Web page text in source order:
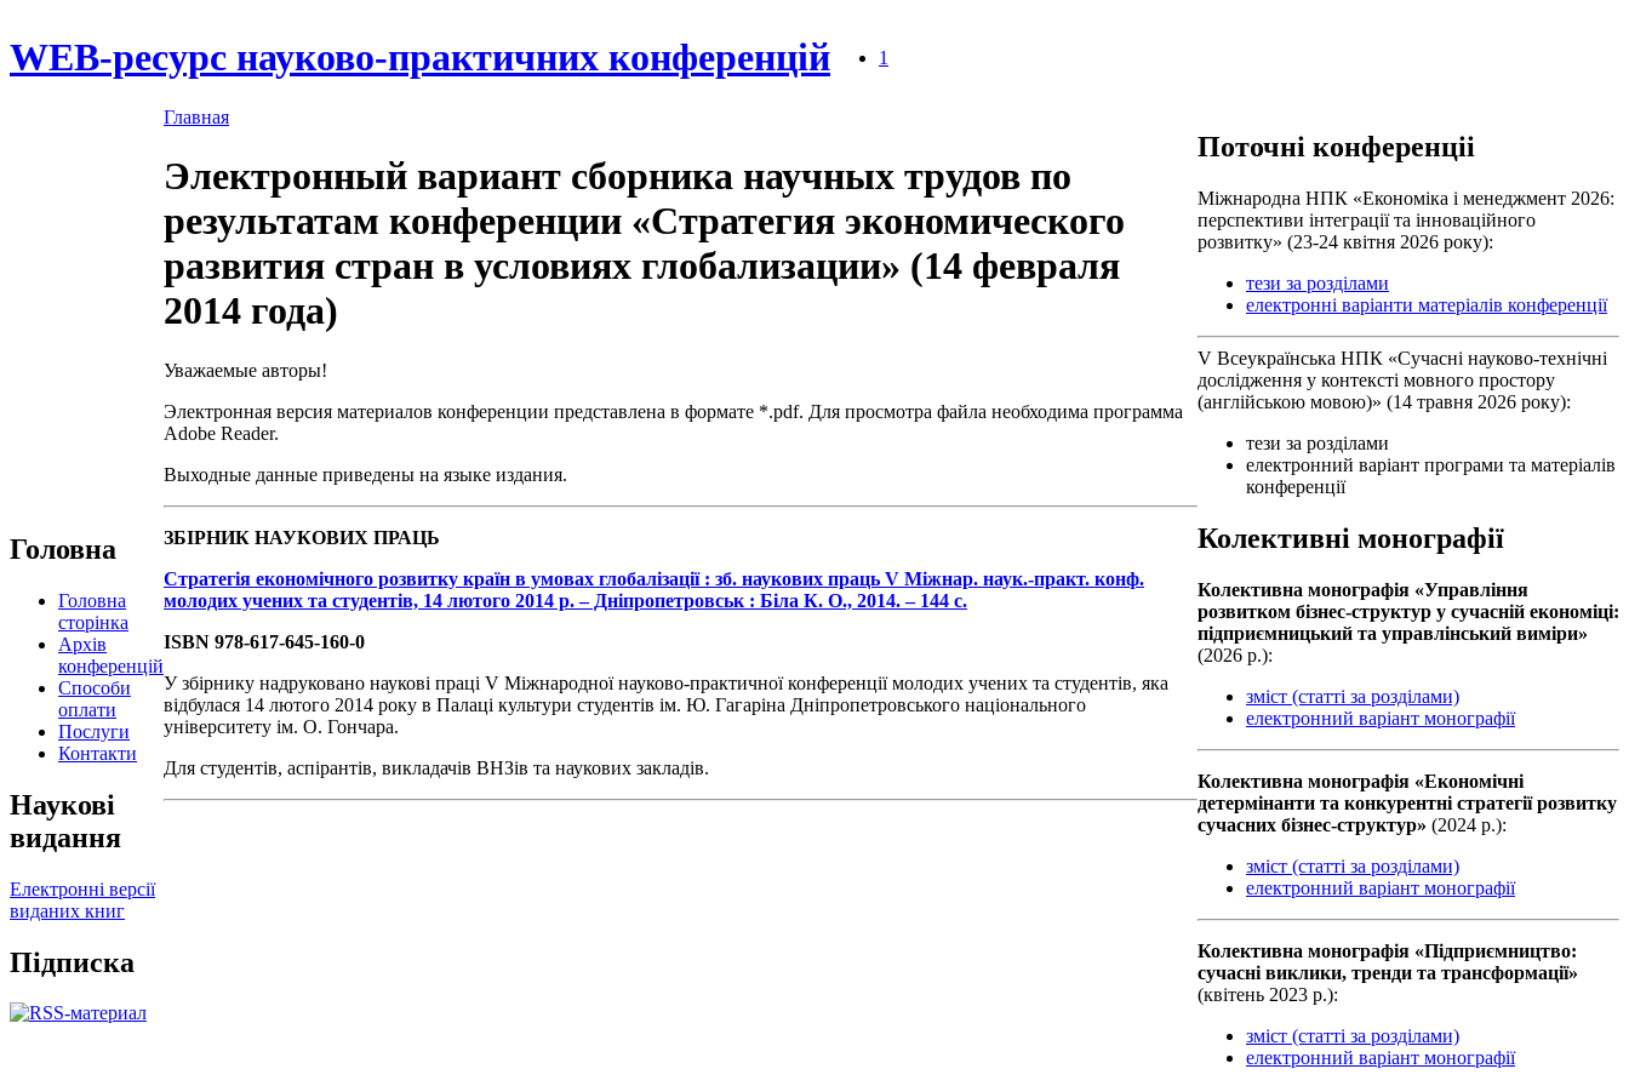
WEB-ресурс науково-практичних конференцій 1
Головна
Головна
сторінка
Архів
конференцій
Способи
оплати
Послуги
Контакти
Наукові
видання
Електронні версії
виданих книг
Підписка
Главная
Электронный вариант сборника научных трудов по
результатам конференции «Стратегия экономического
развития стран в условиях глобализации» (14 февраля
2014 года)
Уважаемые авторы!
Электронная версия материалов конференции представлена в формате *.pdf. Для просмотра файла необходима программа
Adobe Reader.
Выходные данные приведены на языке издания.
ЗБІРНИК НАУКОВИХ ПРАЦЬ
Стратегія економічного розвитку країн в умовах глобалізації : зб. наукових праць V Міжнар. наук.-практ. конф.
молодих учених та студентів, 14 лютого 2014 р. – Дніпропетровськ : Біла К. О., 2014. – 144 с.
ISBN 978-617-645-160-0
У збірнику надруковано наукові праці V Міжнародної науково-практичної конференції молодих учених та студентів, яка
відбулася 14 лютого 2014 року в Палаці культури студентів ім. Ю. Гагаріна Дніпропетровського національного
університету ім. О. Гончара.
Для студентів, аспірантів, викладачів ВНЗів та наукових закладів.
Поточні конференціі
Міжнародна НПК «Економіка і менеджмент 2026:
перспективи інтеграції та інноваційного
розвитку» (23-24 квітня 2026 року):
тези за розділами
електронні варіанти матеріалів конференції
V Всеукраїнська НПК «Сучасні науково-технічні
дослідження у контексті мовного простору
(англійською мовою)» (14 травня 2026 року):
тези за розділами
електронний варіант програми та матеріалів
конференції
Колективні монографії
Колективна монографiя «Управління
розвитком бізнес-структур у сучасній економіці:
підприємницький та управлінський виміри»
(2026 р.):
зміст (статті за розділами)
електронний варіант монографії
Колективна монографiя «Економічні
детермінанти та конкурентні стратегії розвитку
сучасних бізнес-структур» (2024 р.):
зміст (статті за розділами)
електронний варіант монографії
Колективна монографiя «Підприємництво:
сучасні виклики, тренди та трансформації»
(квiтень 2023 р.):
зміст (статті за розділами)
електронний варіант монографії